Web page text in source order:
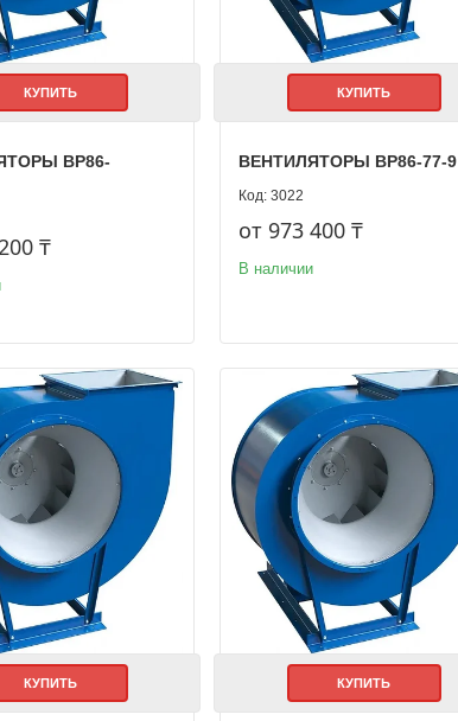
КУПИТЬ
ВР86-
₸
КУПИТЬ
ВЕНТИЛЯТОРЫ ВР86-77-9
3022
от 973 400 ₸
В наличии
КУПИТЬ КУПИТЬ